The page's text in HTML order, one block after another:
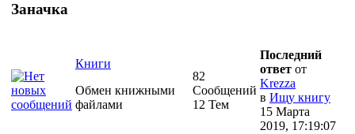
Заначка
Книги
Обмен книжными
файлами
82
Сообщений
12 Тем
Последний
ответ от
Krezza
в Ищу книгу
15 Марта
2019, 17:19:07